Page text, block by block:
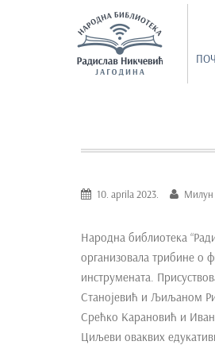
10. aprila 2023. Милун
Народна библиотека
организовала трибине о
инструмената.
Станојевић и Љиљаном
Срећко Карановић и Иван
Циљеви оваквих